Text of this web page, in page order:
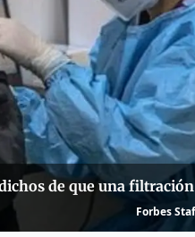
de que una
Forbes